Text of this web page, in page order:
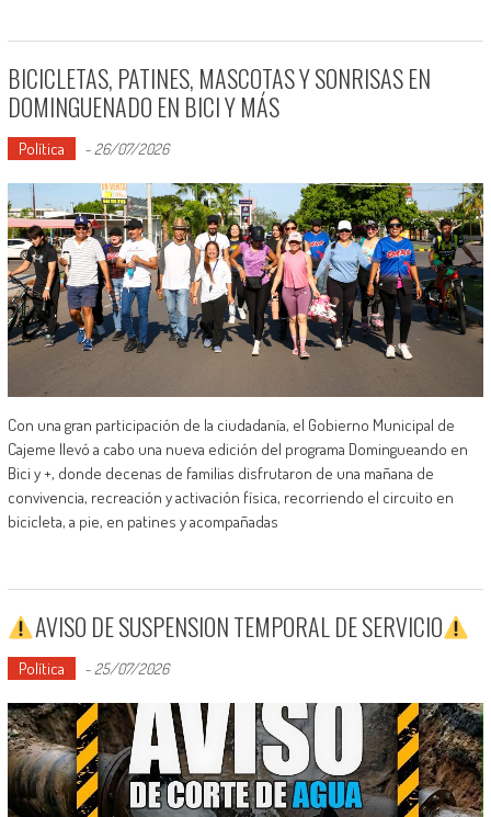
BICICLETAS, PATINES, MASCOTAS Y SONRISAS EN
DOMINGUENADO EN BICI Y MÁS
Política - 26/07/2026
Con una gran participación de la ciudadanía, el Gobierno Municipal de
Cajeme llevó a cabo una nueva edición del programa Domingueando en
Bici y +, donde decenas de familias disfrutaron de una mañana de
convivencia, recreación y activación física, recorriendo el circuito en
bicicleta, a pie, en patines y acompañadas
AVISO DE SUSPENSION TEMPORAL DE SERVICIO
Política - 25/07/2026